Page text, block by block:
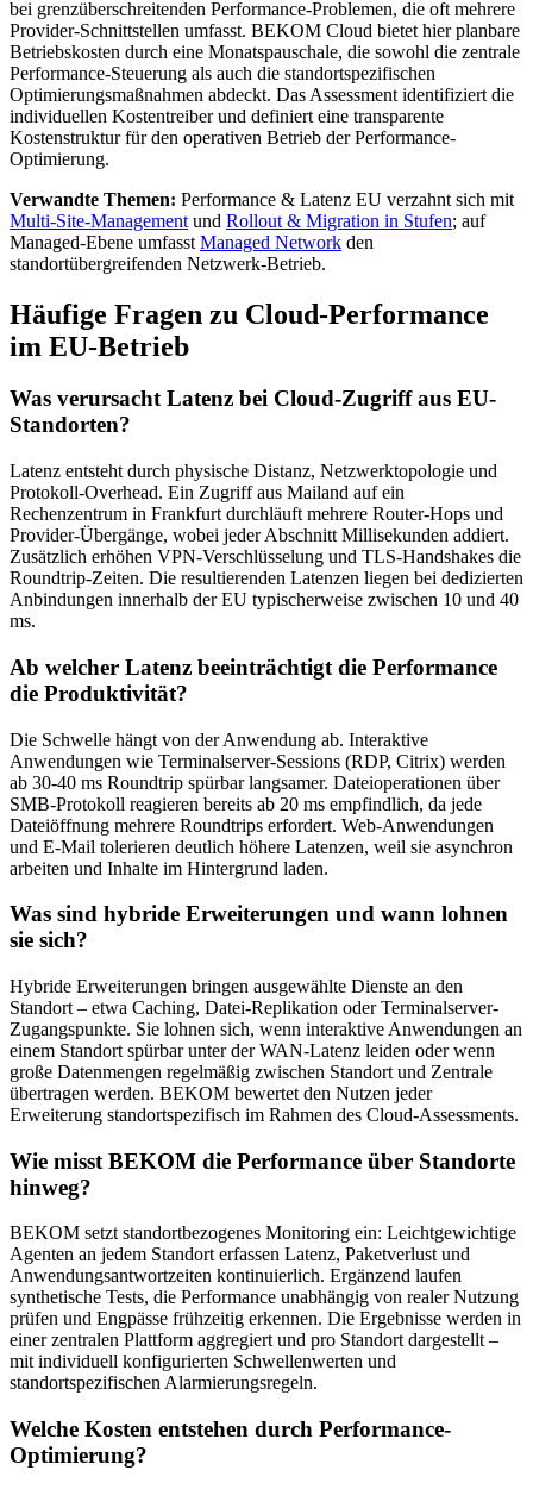
bei grenzüberschreitenden Performance-Problemen, die oft mehrere
Provider-Schnittstellen umfasst. BEKOM Cloud bietet hier planbare
Betriebskosten durch eine Monatspauschale, die sowohl die zentrale
Performance-Steuerung als auch die standortspezifischen
Optimierungsmaßnahmen abdeckt. Das Assessment identifiziert die
individuellen Kostentreiber und definiert eine transparente
Kostenstruktur für den operativen Betrieb der Performance-
Optimierung.
Verwandte Themen: Performance & Latenz EU verzahnt sich mit
Multi-Site-Management und Rollout & Migration in Stufen; auf
Managed-Ebene umfasst Managed Network den
standortübergreifenden Netzwerk-Betrieb.
Häufige Fragen zu Cloud-Performance
im EU-Betrieb
Was verursacht Latenz bei Cloud-Zugriff aus EU-
Standorten?
Latenz entsteht durch physische Distanz, Netzwerktopologie und
Protokoll-Overhead. Ein Zugriff aus Mailand auf ein
Rechenzentrum in Frankfurt durchläuft mehrere Router-Hops und
Provider-Übergänge, wobei jeder Abschnitt Millisekunden addiert.
Zusätzlich erhöhen VPN-Verschlüsselung und TLS-Handshakes die
Roundtrip-Zeiten. Die resultierenden Latenzen liegen bei dedizierten
Anbindungen innerhalb der EU typischerweise zwischen 10 und 40
ms.
Ab welcher Latenz beeinträchtigt die Performance
die Produktivität?
Die Schwelle hängt von der Anwendung ab. Interaktive
Anwendungen wie Terminalserver-Sessions (RDP, Citrix) werden
ab 30-40 ms Roundtrip spürbar langsamer. Dateioperationen über
SMB-Protokoll reagieren bereits ab 20 ms empfindlich, da jede
Dateiöffnung mehrere Roundtrips erfordert. Web-Anwendungen
und E-Mail tolerieren deutlich höhere Latenzen, weil sie asynchron
arbeiten und Inhalte im Hintergrund laden.
Was sind hybride Erweiterungen und wann lohnen
sie sich?
Hybride Erweiterungen bringen ausgewählte Dienste an den
Standort – etwa Caching, Datei-Replikation oder Terminalserver-
Zugangspunkte. Sie lohnen sich, wenn interaktive Anwendungen an
einem Standort spürbar unter der WAN-Latenz leiden oder wenn
große Datenmengen regelmäßig zwischen Standort und Zentrale
übertragen werden. BEKOM bewertet den Nutzen jeder
Erweiterung standortspezifisch im Rahmen des Cloud-Assessments.
Wie misst BEKOM die Performance über Standorte
hinweg?
BEKOM setzt standortbezogenes Monitoring ein: Leichtgewichtige
Agenten an jedem Standort erfassen Latenz, Paketverlust und
Anwendungsantwortzeiten kontinuierlich. Ergänzend laufen
synthetische Tests, die Performance unabhängig von realer Nutzung
prüfen und Engpässe frühzeitig erkennen. Die Ergebnisse werden in
einer zentralen Plattform aggregiert und pro Standort dargestellt –
mit individuell konfigurierten Schwellenwerten und
standortspezifischen Alarmierungsregeln.
Welche Kosten entstehen durch Performance-
Optimierung?